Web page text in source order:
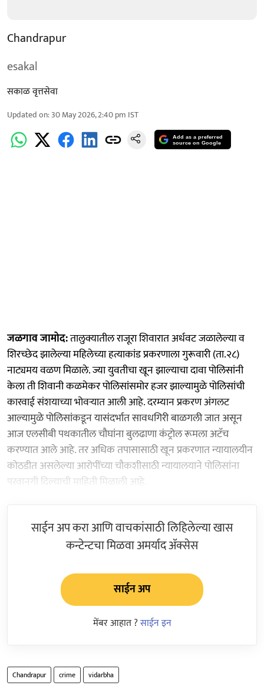
Chandrapur
esakal
सकाळ वृत्तसेवा
Updated on:30 May 2026, 2:40 pm IST
Add as a preferred
source on Google
जळगाव जामोद:तालुक्यातील राजूरा शिवारात अर्धवट जळालेल्या व
शिरच्छेद झालेल्या महिलेच्या हत्याकांड प्रकरणाला गुरूवारी (ता.२८)
नाट्यमय वळण मिळाले. ज्या युवतीचा खून झाल्याचा दावा पोलिसांनी
केला ती शिवानी कळमेकर पोलिसांसमोर हजर झाल्यामुळे पोलिसांची
कारवाई संशयाच्या भोवऱ्यात आली आहे. दरम्यान प्रकरण अंगलट
आल्यामुळे पोलिसांकडून यासंदर्भात सावधगिरी बाळगली जात असून
आज एलसीबी पथकातील चौघांना बुलढाणा कंट्रोल रूमला अटॅच
करण्यात आले आहे. तर अधिक तपासासाठी खून प्रकरणात न्यायालयीन
कोठडीत असलेल्या आरोपींच्या चौकशीसाठी न्यायालयाने पोलिसांना
परवानगी दिल्याची माहिती मिळाली आहे.
साईन अप करा आणि वाचकांसाठी लिहिलेल्या खास
कन्टेन्टचा मिळवा अमर्याद ॲक्सेस
साईन अप
मेंबर आहात ?साईन इन
Chandrapur crime vidarbha